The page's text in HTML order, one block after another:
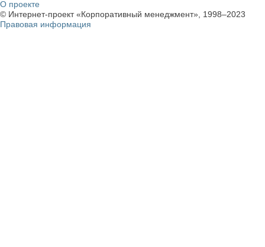
О проекте
© Интернет-проект «Корпоративный менеджмент», 1998–2023
Правовая информация